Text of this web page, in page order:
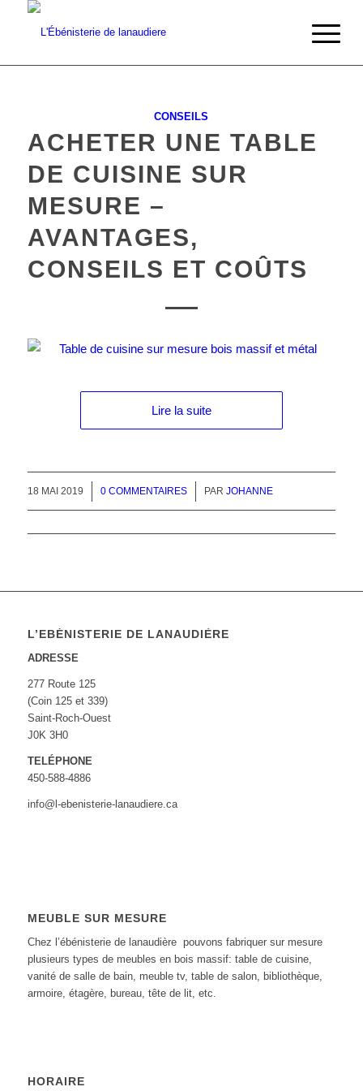
CONSEILS
ACHETER UNE TABLE
DE CUISINE SUR
MESURE –
AVANTAGES,
CONSEILS ET COÛTS
Lire la suite
18 MAI 2019 0 COMMENTAIRES PAR JOHANNE
L’EBÉNISTERIE DE LANAUDIÈRE
ADRESSE
277 Route 125
(Coin 125 et 339)
Saint-Roch-Ouest
J0K 3H0‎
TELÉPHONE
450-588-4886
info@l-ebenisterie-lanaudiere.ca
MEUBLE SUR MESURE
Chez l’ébénisterie de lanaudière pouvons fabriquer sur mesure
plusieurs types de meubles en bois massif: table de cuisine,
vanité de salle de bain, meuble tv, table de salon, bibliothèque,
armoire, étagère, bureau, tête de lit, etc.
HORAIRE